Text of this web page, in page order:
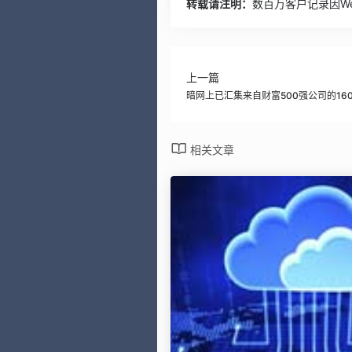
转载请注明： 数百万客户记录因
上一篇
暗网上已汇集来自财富500强公司的
相关文章